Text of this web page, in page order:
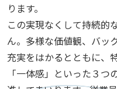
ります。
この実現なくして持続的
ん。多様な価値観、バッ
充実をはかるとともに、
「一体感」といった３